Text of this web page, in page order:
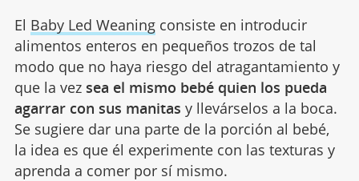
El Baby Led Weaningconsiste en introducir
alimentos enteros en pequeños trozos de tal
modo que no haya riesgo del atragantamiento y
que la vez sea el mismo bebé quien los pueda
agarrar con sus manitas y llevárselos a la boca.
Se sugiere dar una parte de la porción al bebé,
la idea es que él experimente con las texturas y
aprenda a comer por sí mismo.